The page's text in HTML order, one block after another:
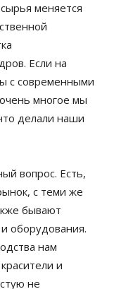
меняется
Если на
с современными
многое мы
делали наши
вопрос. Есть,
с теми же
бывают
оборудования.
нам
и
не